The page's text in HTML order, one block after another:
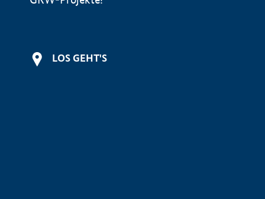
LOS GEHT'S